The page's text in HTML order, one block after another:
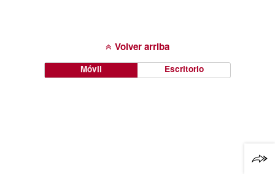
Volver arriba
Móvil Escritorio